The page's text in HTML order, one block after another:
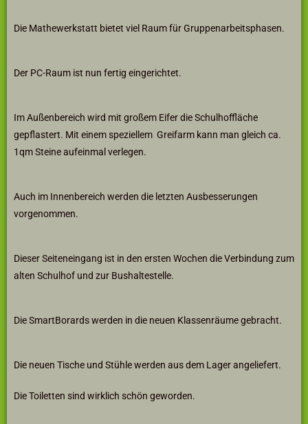
Die Mathewerkstatt bietet viel Raum für Gruppenarbeitsphasen.
Der PC-Raum ist nun fertig eingerichtet.
Im Außenbereich wird mit großem Eifer die Schulhoffläche
gepflastert. Mit einem speziellem Greifarm kann man gleich ca.
1qm Steine aufeinmal verlegen.
Auch im Innenbereich werden die letzten Ausbesserungen
vorgenommen.
Dieser Seiteneingang ist in den ersten Wochen die Verbindung zum
alten Schulhof und zur Bushaltestelle.
Die SmartBorards werden in die neuen Klassenräume gebracht.
Die neuen Tische und Stühle werden aus dem Lager angeliefert.
Die Toiletten sind wirklich schön geworden.